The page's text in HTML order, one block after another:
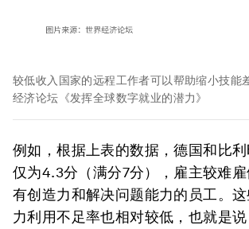
较低收入国家的远程工作者可以帮助缩小技能
经济论坛《发挥全球数字就业的潜力》
例如，根据上表的数据，德国和比
仅为4.3分（满分7分），雇主较难
有创造力和解决问题能力的员工。
力利用不足率也相对较低，也就是